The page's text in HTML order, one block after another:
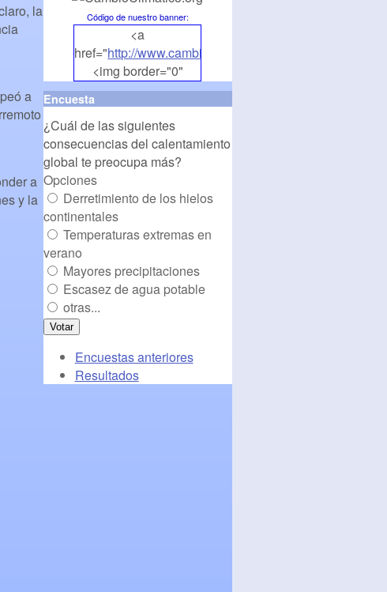
la
a
a
y la
Código de nuestro banner:
<a
href="http://www.cambioclimatico.org
<img border="0"
align="middle"
src="http://www.cambioclimatico.org/banners/
alt="CambioClimatico.org"
/></a>
Encuesta
¿Cuál de las siguientes
consecuencias del calentamiento
global te preocupa más?
Opciones
Derretimiento de los hielos
continentales
Temperaturas extremas en
verano
Mayores precipitaciones
Escasez de agua potable
otras...
Encuestas anteriores
Resultados